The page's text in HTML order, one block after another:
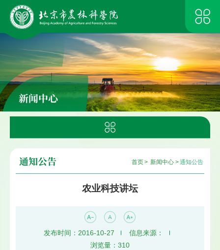
新闻中心
首页> 新闻中心 >通知公告
通知公告
农业科技讲坛
发布时间：2016-10-27
信息来源：
浏览量： 310